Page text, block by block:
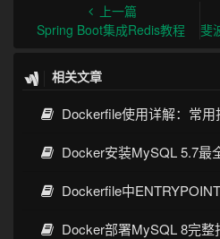
上一篇
Spring Boot集成Redis教程
斐
相关文章
Dockerfile使用详解：常用指令、
Docker安装MySQL 5.7最全详细教程(
Dockerfile中ENTRYPOINT与CMD
Docker部署MySQL 8完整指南：